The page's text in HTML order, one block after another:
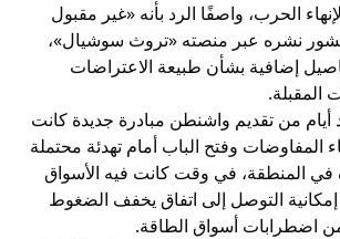
الحرب، واصفًا الرد بأنه «غير مقبول
نشره عبر منصته «تروث سوشيال»،
إضافية بشأن طبيعة الاعتراضات
المقبلة.
أيام من تقديم واشنطن مبادرة جديدة كانت
المفاوضات وفتح الباب أمام تهدئة محتملة
في المنطقة، في وقت كانت فيه الأسواق
إمكانية التوصل إلى اتفاق يخفف الضغوط
اضطرابات أسواق الطاقة.